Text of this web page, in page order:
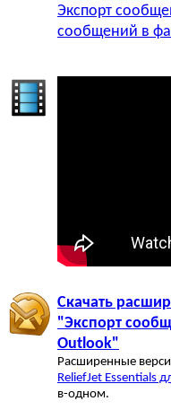
Экспорт
сообщений в
Скачать
"Экспорт
Outlook"
Расширенные
ReliefJet Essentials
в-одном.